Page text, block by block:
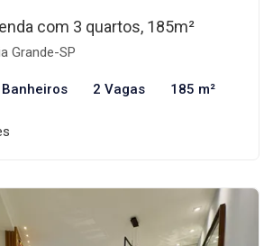
com 3 quartos, 185m²
Grande-SP
Banheiros 2 Vagas 185 m²